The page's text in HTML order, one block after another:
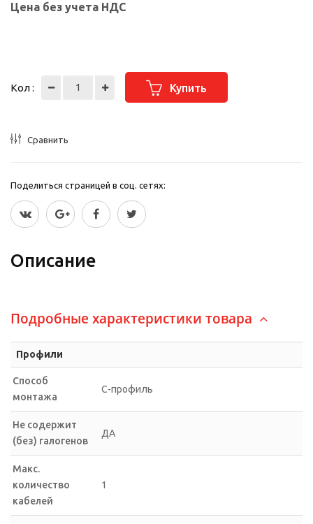
Цена без учета НДС
Кол : Купить
Сравнить
Поделиться страницей в соц. сетях:
Описание
Подробные характеристики товара
Профили
Способ
монтажа
С-профиль
Не содержит
(без) галогенов
ДА
Макс.
количество
кабелей
1